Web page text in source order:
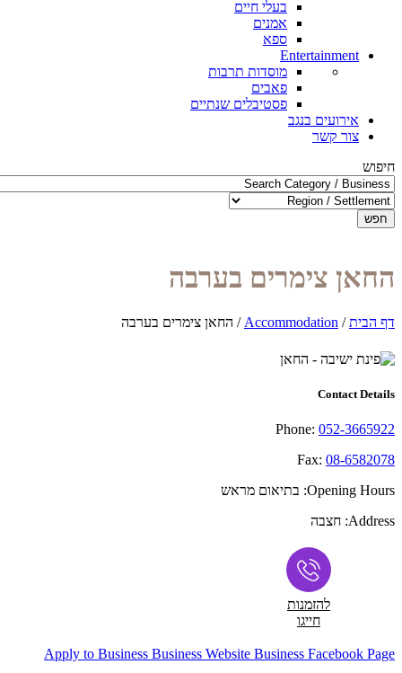
בעלי חיים
אמנים
ספא
Entertainment
מוסדות תרבות
פאבים
פסטיבלים שנתיים
אירועים בנגב
צור קשר
חיפוש
חפש
החאן צימרים בערבה
דף הבית/
Accommodation
/ החאן צימרים בערבה
Contact Details
Phone: 052-3665922
Fax: 08-6582078
Opening Hours: בתיאום מראש
Address: חצבה
להזמנות
חייגו
Apply to Business Business Website Business Facebook Page